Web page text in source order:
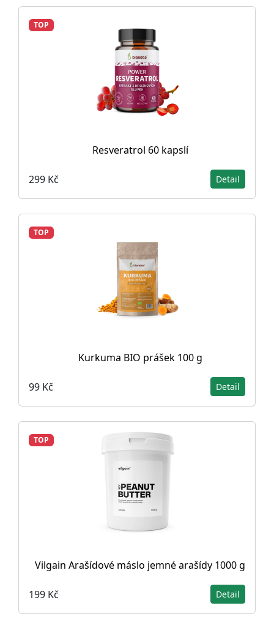
TOP
Resveratrol 60 kapslí
299 Kč Detail
TOP
Kurkuma BIO prášek 100 g
99 Kč Detail
TOP
Vilgain Arašídové máslo jemné arašídy 1000 g
199 Kč Detail